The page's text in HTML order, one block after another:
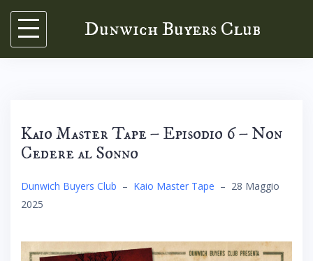
Skip
content
Dunwich Buyers Club
Kaio Master Tape – Episodio 6 – Non
Cedere al Sonno
Dunwich Buyers Club – Kaio Master Tape – 28 Maggio
2025